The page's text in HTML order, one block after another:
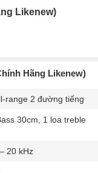
Likenew)
Hãng Likenew)
range 2 đường tiếng
30cm, 1 loa treble
20 kHz